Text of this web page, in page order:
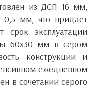
из ДСП 16 мм,
мм, что придает
эксплуатации
60x30 мм в сером
конструкции и
ежедневном
в сочетании серого